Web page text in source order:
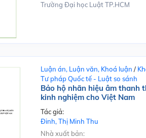
Trường Đại học Luật TP.HCM
Luận án, Luận văn, Khoá luận /
Tư pháp Quốc tế - Luật so sánh
Bảo hộ nhãn hiệu âm thanh
kinh nghiệm cho Việt Nam
Tác giả:
Đinh, Thị Minh Thu
Nhà xuất bản: